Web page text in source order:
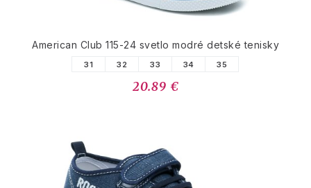
American Club 115-24 svetlo modré detské tenisky
31 32 33 34 35
20.89 €